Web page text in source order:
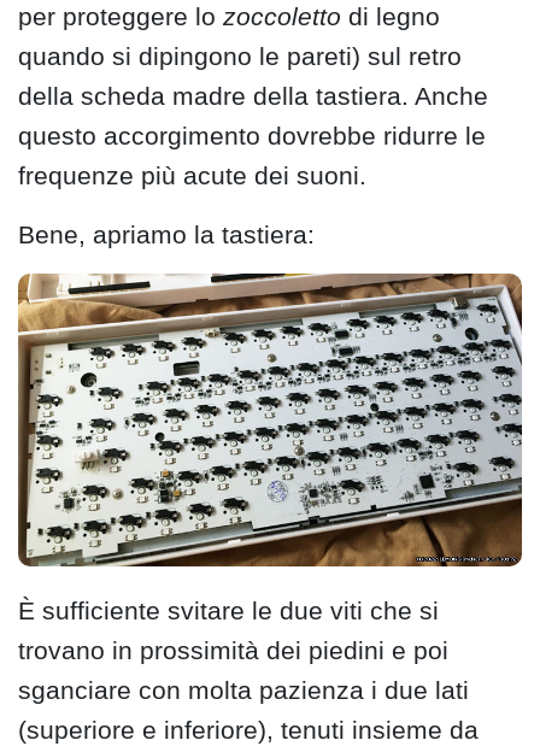
per proteggere lo zoccoletto di legno
quando si dipingono le pareti) sul retro
della scheda madre della tastiera. Anche
questo accorgimento dovrebbe ridurre le
frequenze più acute dei suoni.
Bene, apriamo la tastiera:
È sufficiente svitare le due viti che si
trovano in prossimità dei piedini e poi
sganciare con molta pazienza i due lati
(superiore e inferiore), tenuti insieme da